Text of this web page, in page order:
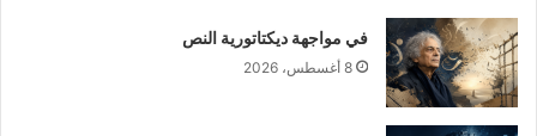
في مواجهة ديكتاتورية النص
8 أغسطس، 2026